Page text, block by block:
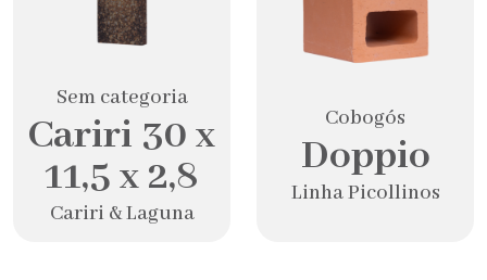
Sem categoria
Cariri 30 x
11,5 x 2,8
Cariri & Laguna
Cobogós
Doppio
Linha Picollinos